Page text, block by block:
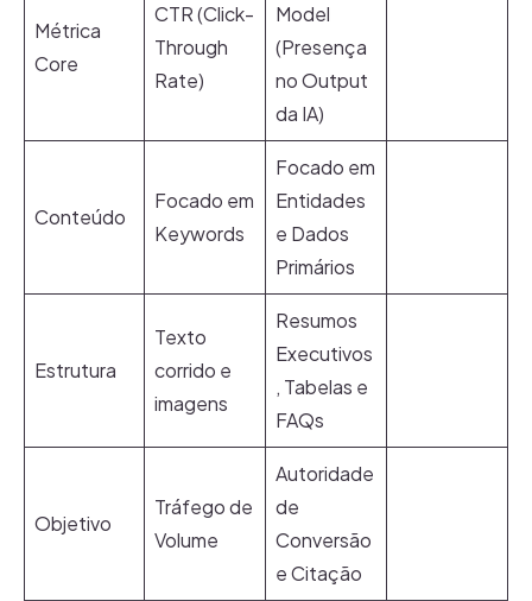
Métrica
Core
CTR (Click-
Through
Rate)
Model
(Presença
no Output
da IA)
Conteúdo
Focado em
Keywords
Focado em
Entidades
e Dados
Primários
Estrutura
Texto
corrido e
imagens
Resumos
Executivos
, Tabelas e
FAQs
Objetivo
Tráfego de
Volume
Autoridade
de
Conversão
e Citação